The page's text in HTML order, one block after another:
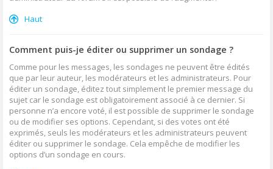
Haut
Comment puis-je éditer ou supprimer un sondage ?
Comme pour les messages, les sondages ne peuvent être édités
que par leur auteur, les modérateurs et les administrateurs. Pour
éditer un sondage, éditez tout simplement le premier message du
sujet car le sondage est obligatoirement associé à ce dernier. Si
personne n’a encore voté, il est possible de supprimer le sondage
ou de modifier ses options. Cependant, si des votes ont été
exprimés, seuls les modérateurs et les administrateurs peuvent
éditer ou supprimer le sondage. Cela empêche de modifier les
options d’un sondage en cours.